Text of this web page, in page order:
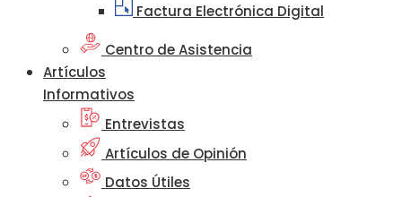
Factura Electrónica Digital
Centro de Asistencia
Artículos
Informativos
Entrevistas
Artículos de Opinión
Datos Útiles